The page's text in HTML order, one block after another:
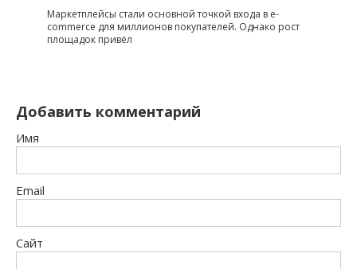
Маркетплейсы стали основной точкой входа в e-
commerce для миллионов покупателей. Однако рост
площадок привёл
Добавить комментарий
Имя
Email
Сайт